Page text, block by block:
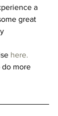
a
great
here.
do more